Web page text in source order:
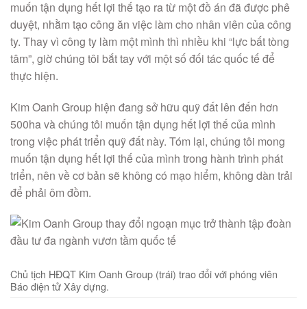
muốn tận dụng hết lợi thế tạo ra từ một đồ án đã được phê
duyệt, nhằm tạo công ăn việc làm cho nhân viên của công
ty. Thay vì công ty làm một mình thì nhiều khi “lực bất tòng
tâm”, giờ chúng tôi bắt tay với một số đối tác quốc tế để
thực hiện.
Kim Oanh Group hiện đang sở hữu quỹ đất lên đến hơn
500ha và chúng tôi muốn tận dụng hết lợi thế của mình
trong việc phát triển quỹ đất này. Tóm lại, chúng tôi mong
muốn tận dụng hết lợi thế của mình trong hành trình phát
triển, nên về cơ bản sẽ không có mạo hiểm, không dàn trải
để phải ôm đồm.
Chủ tịch HĐQT Kim Oanh Group (trái) trao đổi với phóng viên
Báo điện tử Xây dựng.